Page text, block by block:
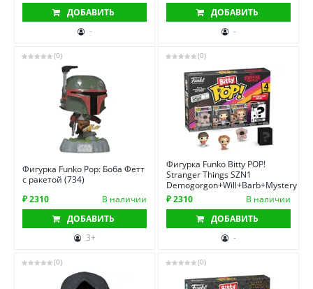
ДОБАВИТЬ
-
ДОБАВИТЬ
-
(0)
Фигурка Funko Pop: Боба Фетт
с ракетой (734)
₽ 2310
В наличии
ДОБАВИТЬ
3+
(0)
Фигурка Funko Bitty POP!
Stranger Things SZN1
Demogorgon+Will+Barb+Mystery
₽ 2310
В наличии
ДОБАВИТЬ
-
(0) (0)